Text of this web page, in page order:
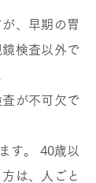
、早期の胃
検査以外で
が不可欠で
す。 40歳以
は、人ごと